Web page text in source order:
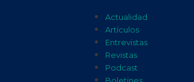
Actualidad
Artículos
Entrevistas
Revistas
Podcast